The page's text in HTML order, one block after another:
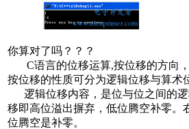
你算对了吗？？？
C语言的位移运算,按位移的方向，
按位移的性质可分为逻辑位移与算术
逻辑位移内容，是位与位之间的逻
移即高位溢出摒弃，低位腾空补零。
位腾空是补零。